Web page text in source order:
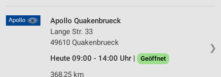
❯
Apollo Quakenbrueck
Lange Str. 33
49610 Quakenbrueck
Heute 09:00 - 14:00 Uhr |
Geöffnet
368,25 km